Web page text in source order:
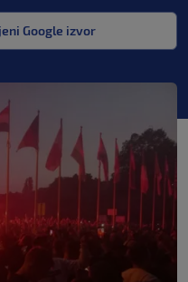
Google izvor